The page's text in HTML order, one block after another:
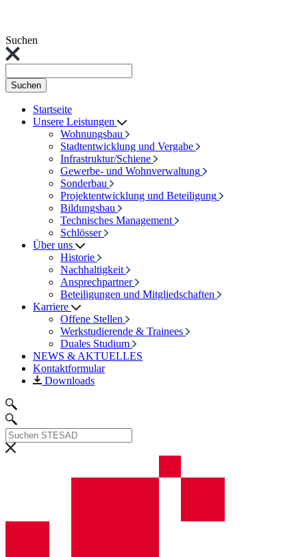
Suchen
Suchen
Startseite
Unsere Leistungen
Wohnungsbau
Stadtentwicklung und Vergabe
Infrastruktur/Schiene
Gewerbe- und Wohnverwaltung
Sonderbau
Projektentwicklung und Beteiligung
Bildungsbau
Technisches Management
Schlösser
Über uns
Historie
Nachhaltigkeit
Ansprechpartner
Beteiligungen und Mitgliedschaften
Karriere
Offene Stellen
Werkstudierende & Trainees
Duales Studium
NEWS & AKTUELLES
Kontaktformular
Downloads